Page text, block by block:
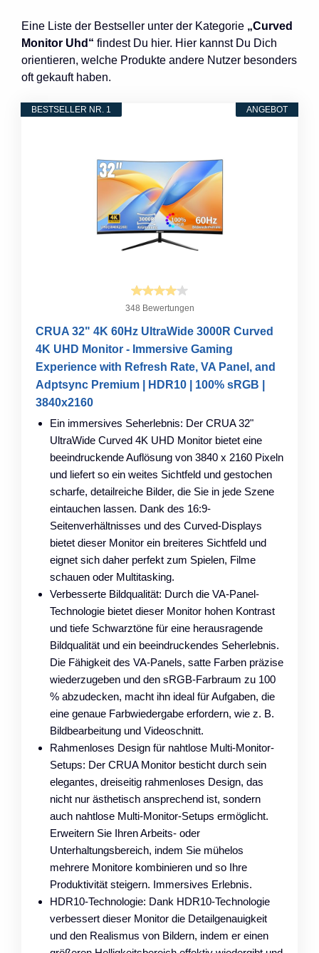
Eine Liste der Bestseller unter der Kategorie „Curved
Monitor Uhd“ findest Du hier. Hier kannst Du Dich
orientieren, welche Produkte andere Nutzer besonders
oft gekauft haben.
ANGEBOT
BESTSELLER NR. 1
348 Bewertungen
CRUA 32" 4K 60Hz UltraWide 3000R Curved
4K UHD Monitor - Immersive Gaming
Experience with Refresh Rate, VA Panel, and
Adptsync Premium | HDR10 | 100% sRGB |
3840x2160
Ein immersives Seherlebnis: Der CRUA 32"
UltraWide Curved 4K UHD Monitor bietet eine
beeindruckende Auflösung von 3840 x 2160 Pixeln
und liefert so ein weites Sichtfeld und gestochen
scharfe, detailreiche Bilder, die Sie in jede Szene
eintauchen lassen. Dank des 16:9-
Seitenverhältnisses und des Curved-Displays
bietet dieser Monitor ein breiteres Sichtfeld und
eignet sich daher perfekt zum Spielen, Filme
schauen oder Multitasking.
Verbesserte Bildqualität: Durch die VA-Panel-
Technologie bietet dieser Monitor hohen Kontrast
und tiefe Schwarztöne für eine herausragende
Bildqualität und ein beeindruckendes Seherlebnis.
Die Fähigkeit des VA-Panels, satte Farben präzise
wiederzugeben und den sRGB-Farbraum zu 100
% abzudecken, macht ihn ideal für Aufgaben, die
eine genaue Farbwiedergabe erfordern, wie z. B.
Bildbearbeitung und Videoschnitt.
Rahmenloses Design für nahtlose Multi-Monitor-
Setups: Der CRUA Monitor besticht durch sein
elegantes, dreiseitig rahmenloses Design, das
nicht nur ästhetisch ansprechend ist, sondern
auch nahtlose Multi-Monitor-Setups ermöglicht.
Erweitern Sie Ihren Arbeits- oder
Unterhaltungsbereich, indem Sie mühelos
mehrere Monitore kombinieren und so Ihre
Produktivität steigern. Immersives Erlebnis.
HDR10-Technologie: Dank HDR10-Technologie
verbessert dieser Monitor die Detailgenauigkeit
und den Realismus von Bildern, indem er einen